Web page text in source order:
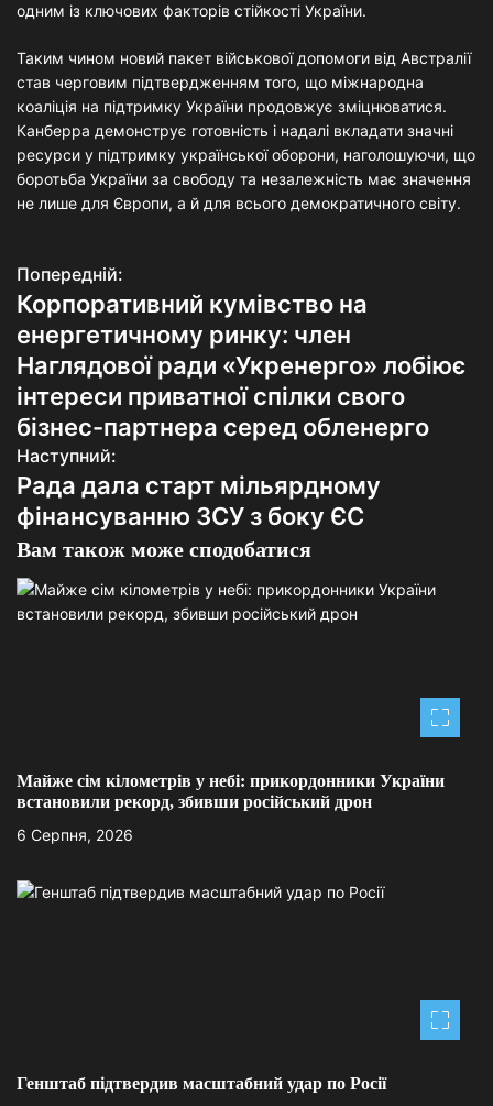
одним із ключових факторів стійкості України.
Таким чином новий пакет військової допомоги від Австралії
став черговим підтвердженням того, що міжнародна
коаліція на підтримку України продовжує зміцнюватися.
Канберра демонструє готовність і надалі вкладати значні
ресурси у підтримку української оборони, наголошуючи, що
боротьба України за свободу та незалежність має значення
не лише для Європи, а й для всього демократичного світу.
Н
а
в
і
г
а
ц
і
я
и
с
в
Попередній:
Корпоративний кумівство на
енергетичному ринку: член
Наглядової ради «Укренерго» лобіює
інтереси приватної спілки свого
бізнес-партнера серед обленерго
Наступний:
Рада дала старт мільярдному
фінансуванню ЗСУ з боку ЄС
Вам також може сподобатися
Майже сім кілометрів у небі: прикордонники України
встановили рекорд, збивши російський дрон
6 Серпня, 2026
Генштаб підтвердив масштабний удар по Росії